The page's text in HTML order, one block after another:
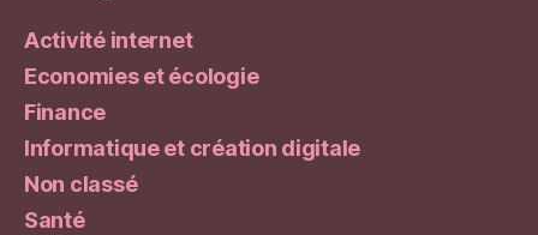
Activité internet
Economies et écologie
Finance
Informatique et création digitale
Non classé
Santé